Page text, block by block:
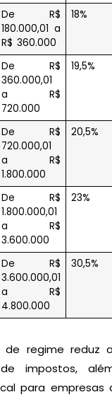
De R$
180.000,01 a
R$ 360.000
18%
De R$
360.000,01
a R$
720.000
19,5%
De R$
720.000,01
a R$
1.800.000
20,5%
De R$
1.800.000,01
a R$
3.600.000
23%
De R$
3.600.000,01
a R$
4.800.000
30,5%
de regime reduz
impostos,
para empresas